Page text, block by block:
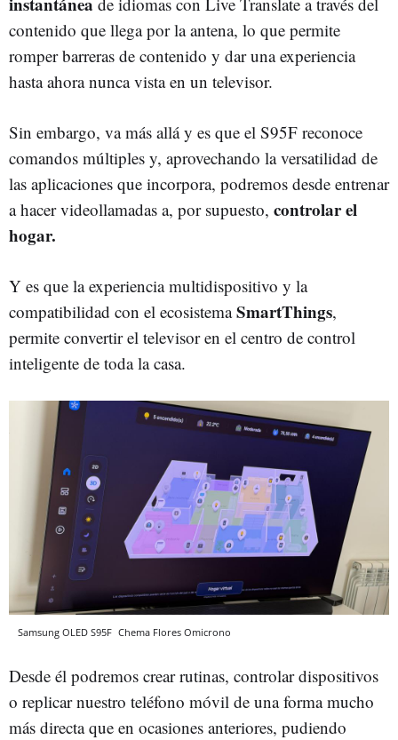
contenido que llega por la antena, lo que permite
romper barreras de contenido y dar una experiencia
hasta ahora nunca vista en un televisor.
Sin embargo, va más allá y es que el S95F reconoce
comandos múltiples y, aprovechando la versatilidad de
las aplicaciones que incorpora, podremos desde entrenar
a hacer videollamadas a, por supuesto, controlar el
hogar.
Y es que la experiencia multidispositivo y la
compatibilidad con el ecosistemaSmartThings,
permite convertir el televisor en el centro de control
inteligente de toda la casa.
Samsung OLED S95F Chema Flores Omicrono
Desde él podremos crear rutinas, controlar dispositivos
o replicar nuestro teléfono móvil de una forma mucho
más directa que en ocasiones anteriores, pudiendo